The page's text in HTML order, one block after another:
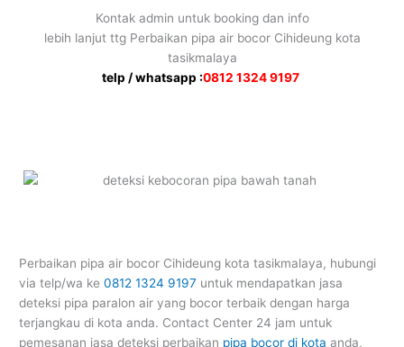
Kontak admin untuk booking dan info
lebih lanjut ttg Perbaikan pipa air bocor Cihideung kota
tasikmalaya
telp / whatsapp :0812 1324 9197
Perbaikan pipa air bocor Cihideung kota tasikmalaya, hubungi
via telp/wa ke0812 1324 9197 untuk mendapatkan jasa
deteksi pipa paralon air yang bocor terbaik dengan harga
terjangkau di kota anda. Contact Center 24 jam untuk
pemesanan jasa deteksi perbaikan pipa bocor di kota anda,